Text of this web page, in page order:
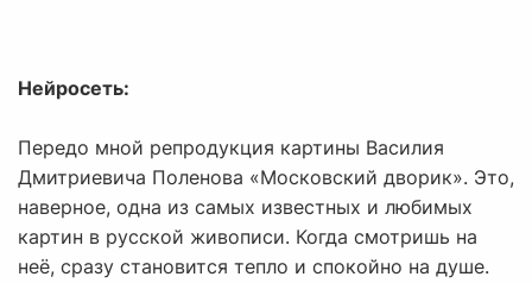
Нейросеть:
Передо мной репродукция картины Василия
Дмитриевича Поленова «Московский дворик». Это,
наверное, одна из самых известных и любимых
картин в русской живописи. Когда смотришь на
неё, сразу становится тепло и спокойно на душе.